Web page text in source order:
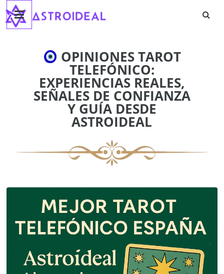
Saltar
contenido
Astroideal
OPINIONES TAROT
TELEFÓNICO:
EXPERIENCIAS REALES,
SEÑALES DE CONFIANZA
Y GUÍA DESDE
ASTROIDEAL